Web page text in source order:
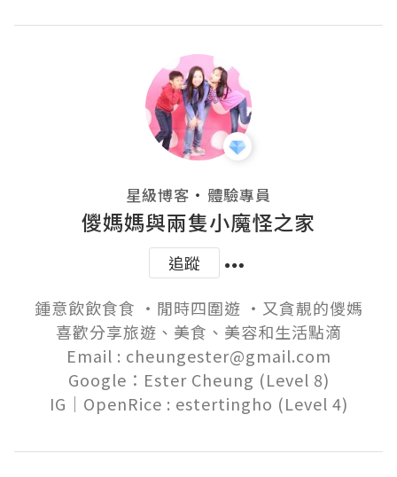
星級博客 ・ 體驗專員
儍媽媽與兩隻小魔怪之家
追蹤
鍾意飲飲食食 ‧閒時四圍遊 ‧又貪靚的儍媽
喜歡分享旅遊、美食、美容和生活點滴
Email : cheungester@gmail.com
Google：Ester Cheung (Level 8)